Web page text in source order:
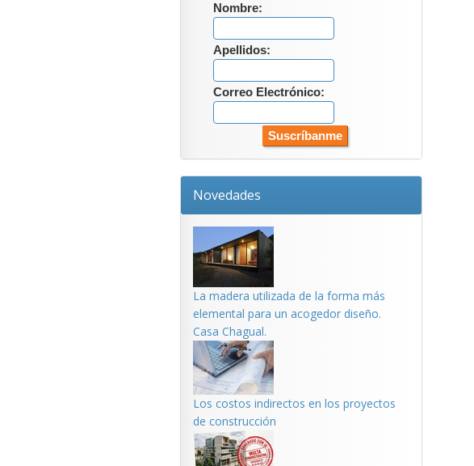
Nombre:
Apellidos:
Correo Electrónico:
Novedades
La madera utilizada de la forma más
elemental para un acogedor diseño.
Casa Chagual.
Los costos indirectos en los proyectos
de construcción